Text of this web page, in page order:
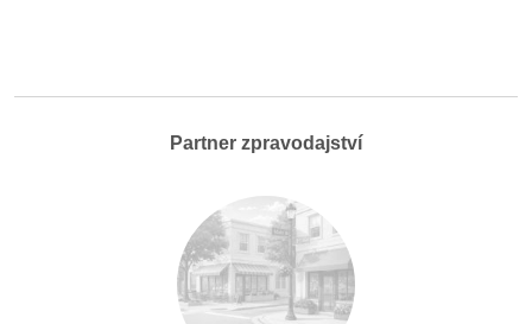
Partner zpravodajství